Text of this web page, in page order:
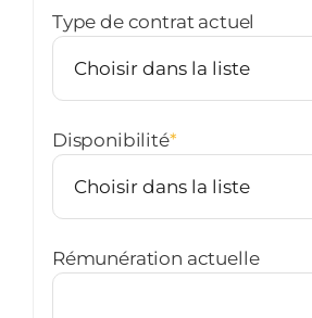
Type de contrat actuel
Disponibilité*
Rémunération actuelle